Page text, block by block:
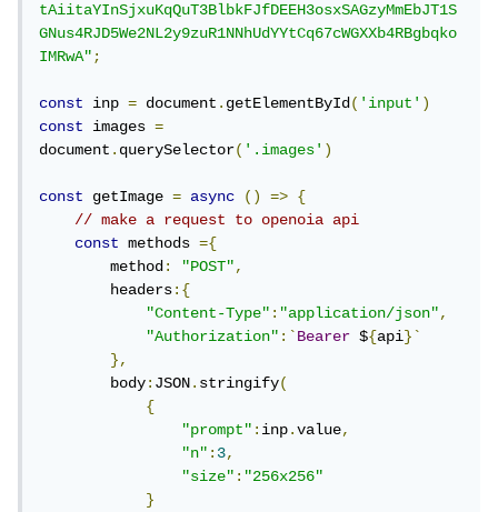
tAiitaYInSjxuKqQuT3BlbkFJfDEEH3osxSAGzyMmEbJT1S
GNus4RJD5We2NL2y9zuR1NNhUdYYtCq67cWGXXb4RBgbqko
IMRwA";
const inp = document.getElementById('input')
const
images =
document.querySelector('.images')
const getImage = async () =>
{
// make a request to openoia api
const methods ={
        method
: "POST",
        headers
:{
"Content-Type":"application/json",
"Authorization":`Bearer ${api}`
},
        body
:JSON.stringify(
{
"prompt":inp.value,
"n":3,
"size":"256x256"
}